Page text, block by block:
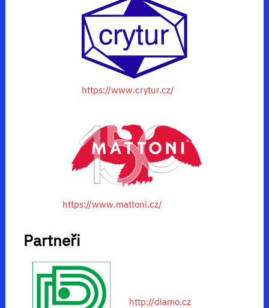
https://www.crytur.cz/
https://www.mattoni.cz/
Partneři
http://diamo.cz